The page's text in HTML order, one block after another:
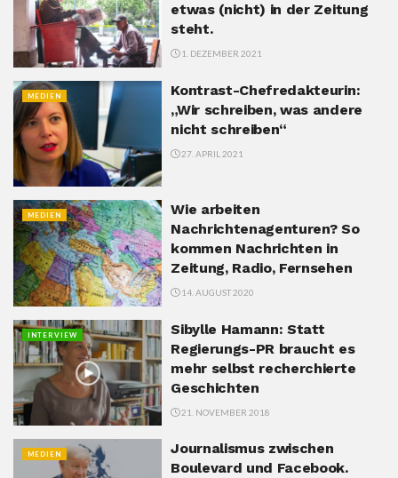
etwas (nicht) in der Zeitung
steht.
1. DEZEMBER 2021
MEDIEN
Kontrast-Chefredakteurin:
„Wir schreiben, was andere
nicht schreiben“
27. APRIL 2021
MEDIEN
Wie arbeiten
Nachrichtenagenturen? So
kommen Nachrichten in
Zeitung, Radio, Fernsehen
14. AUGUST 2020
INTERVIEW
Sibylle Hamann: Statt
Regierungs-PR braucht es
mehr selbst recherchierte
Geschichten
21. NOVEMBER 2018
MEDIEN
Journalismus zwischen
Boulevard und Facebook.